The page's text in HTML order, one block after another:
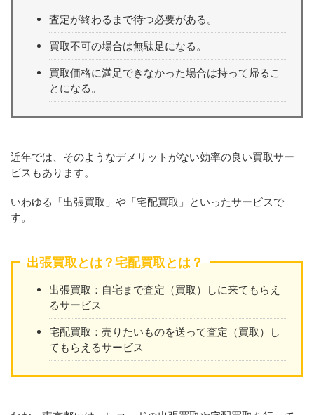
査定が終わるまで待つ必要がある。
買取不可の場合は無駄足になる。
買取価格に満足できなかった場合は持って帰るこ
とになる。
近年では、そのようなデメリットがない効率の良い買取サー
ビスもあります。
いわゆる「出張買取」や「宅配買取」といったサービスで
す。
出張買取とは？宅配買取とは？
出張買取：自宅まで査定（買取）しに来てもらえ
るサービス
宅配買取：売りたいものを送って査定（買取）し
てもらえるサービス